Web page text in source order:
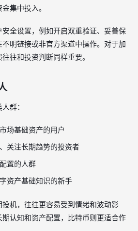
集中投入。
全设置，例如开启双重验证、妥善保
明链接或非官方渠道中操作。对于加
往和投资判断同样重要。
群：
场基础资产的用户
关注长期趋势的投资者
置的人群
资产基础知识的新手
机，往往更容易受到情绪和波动影
认知和资产配置，比特币则更适合作